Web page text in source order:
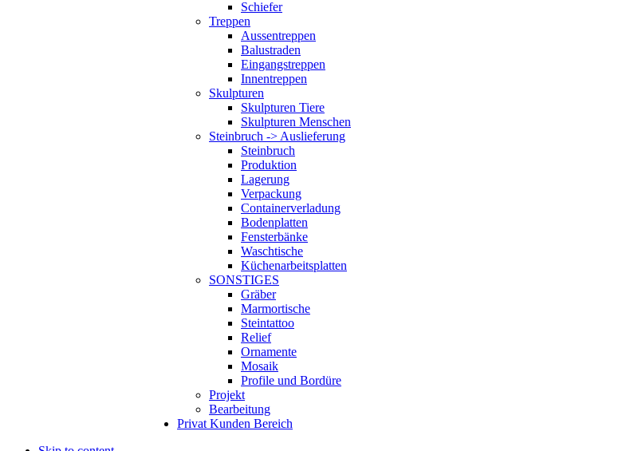
Schiefer
Treppen
Aussentreppen
Balustraden
Eingangstreppen
Innentreppen
Skulpturen
Skulpturen Tiere
Skulpturen Menschen
Steinbruch -> Auslieferung
Steinbruch
Produktion
Lagerung
Verpackung
Containerverladung
Bodenplatten
Fensterbänke
Waschtische
Küchenarbeitsplatten
SONSTIGES
Gräber
Marmortische
Steintattoo
Relief
Ornamente
Mosaik
Profile und Bordüre
Projekt
Bearbeitung
Privat Kunden Bereich